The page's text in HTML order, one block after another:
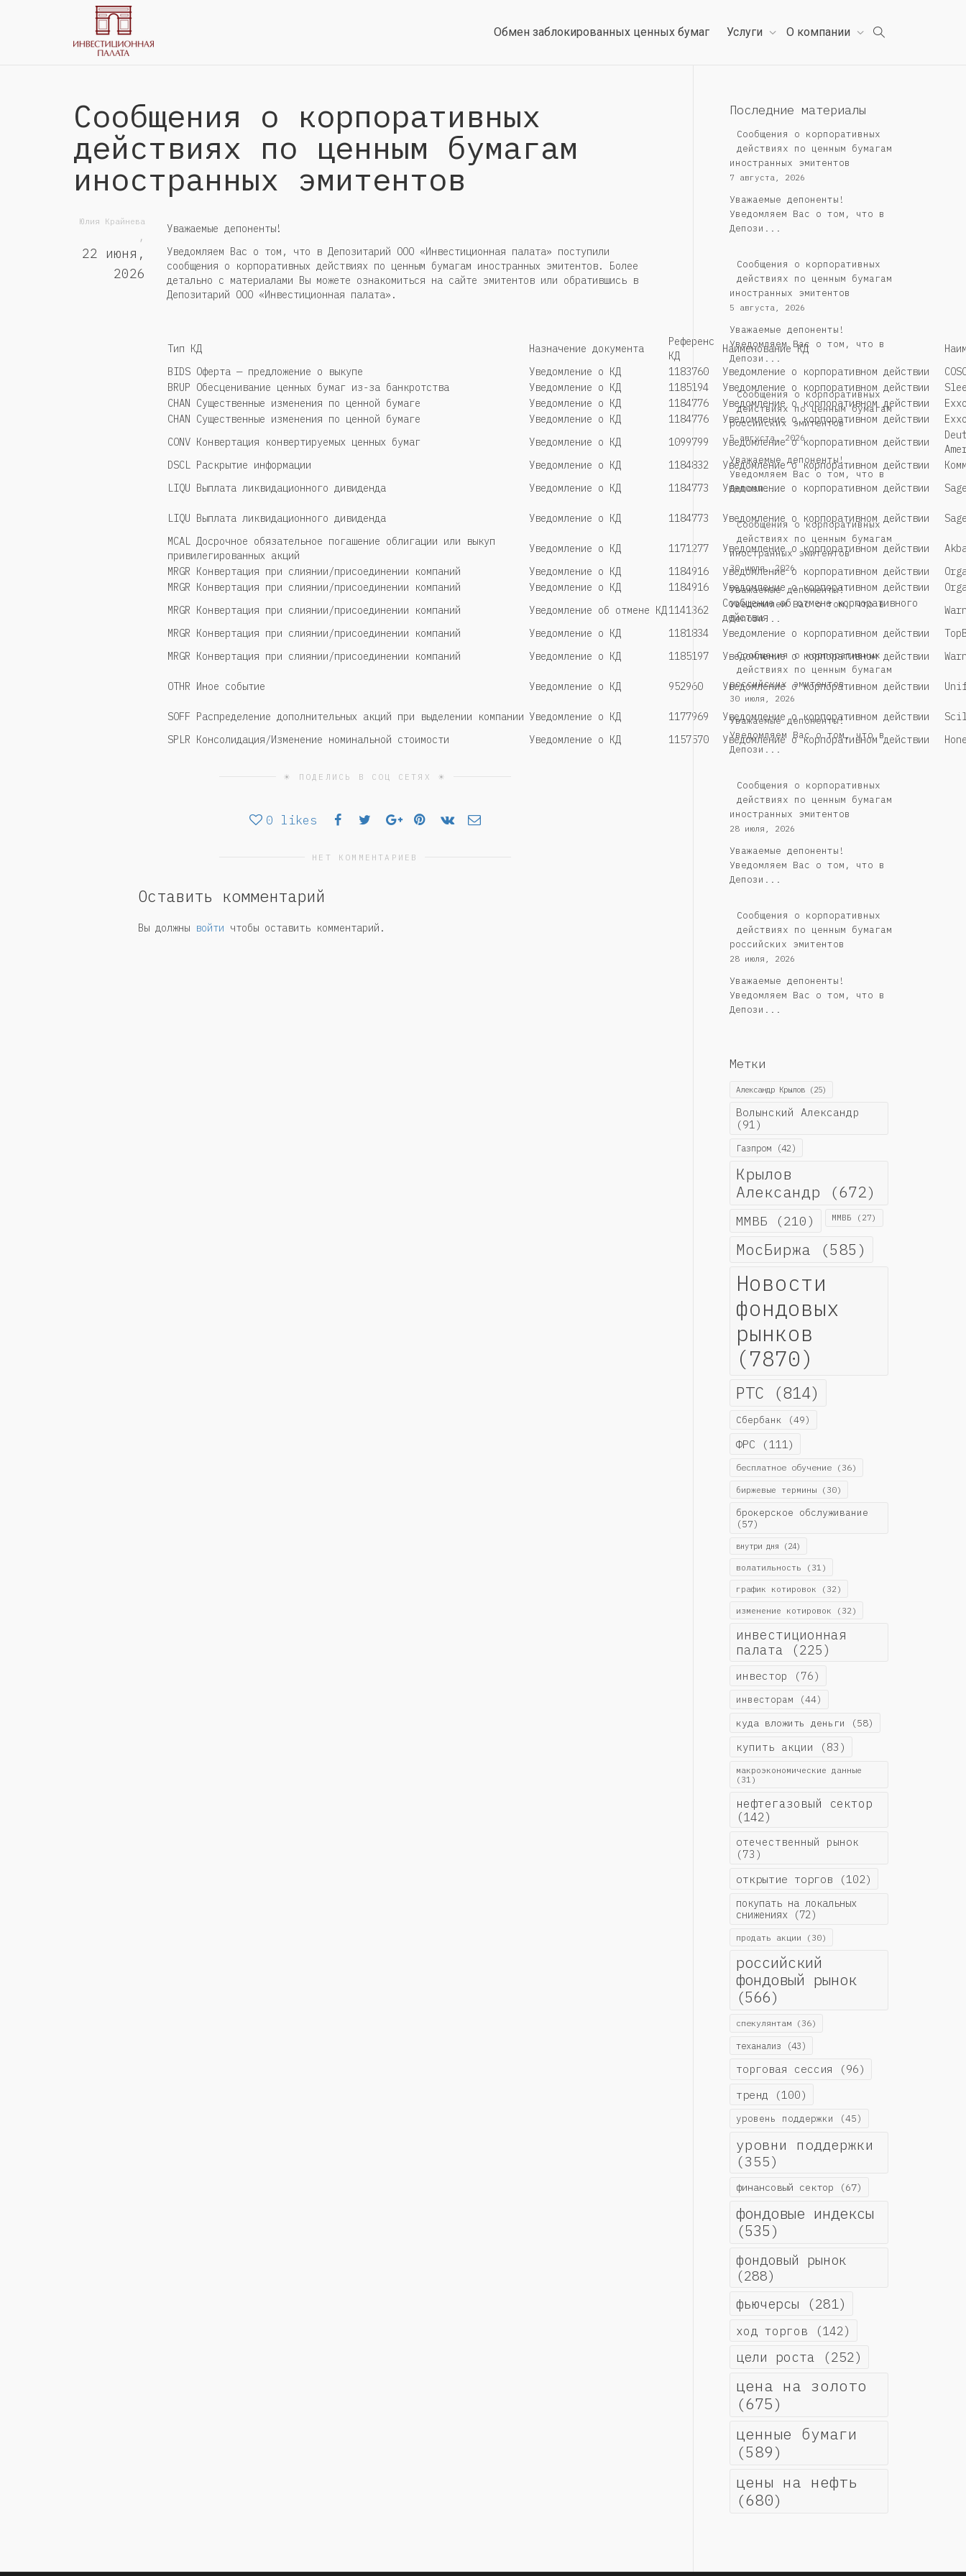
Обмен заблокированных ценных бумаг Услуги О компании
Сообщения о корпоративных
действиях по ценным бумагам
иностранных эмитентов
Юлия Крайнева
,
22 июня,
2026
Уважаемые депоненты!
Уведомляем Вас о том, что в Депозитарий ООО «Инвестиционная палата» поступили
сообщения о корпоративных действиях по ценным бумагам иностранных эмитентов. Более
детально с материалами Вы можете ознакомиться на сайте эмитентов или обратившись в
Депозитарий ООО «Инвестиционная палата».
Тип КД Назначение документа
Референс
КД
Наименование КД
BIDS Оферта — предложение о выкупе
Уведомление о КД 1183760 Уведомление о корпоративном действии
BRUP Обесценивание ценных бумаг из-за банкротства
Уведомление о КД 1185194 Уведомление о корпоративном действии
CHAN Существенные изменения по ценной бумаге
Уведомление о КД 1184776 Уведомление о корпоративном действии
CHAN Существенные изменения по ценной бумаге
Уведомление о КД 1184776 Уведомление о корпоративном действии
CONV Конвертация конвертируемых ценных бумаг
Уведомление о КД 1099799 Уведомление о корпоративном действии
DSCL Раскрытие информации
Уведомление о КД 1184832 Уведомление о корпоративном действии
LIQU Выплата ликвидационного дивиденда
Уведомление о КД 1184773 Уведомление о корпоративном действии
LIQU Выплата ликвидационного дивиденда Уведомление о КД 1184773 Уведомление о корпоративном действии
MCAL Досрочное обязательное погашение облигации или выкуп
привилегированных акций
Уведомление о КД 1171277 Уведомление о корпоративном действии
MRGR Конвертация при слиянии/присоединении компаний
Уведомление о КД 1184916 Уведомление о корпоративном действии
MRGR Конвертация при слиянии/присоединении компаний
Уведомление о КД 1184916 Уведомление о корпоративном действии
MRGR Конвертация при слиянии/присоединении компаний
Уведомление об отмене КД 1141362
Сообщение об отмене корпоративного
действия
MRGR Конвертация при слиянии/присоединении компаний
Уведомление о КД 1181834 Уведомление о корпоративном действии
MRGR Конвертация при слиянии/присоединении компаний
Уведомление о КД 1185197 Уведомление о корпоративном действии
OTHR Иное событие Уведомление о КД 952960 Уведомление о корпоративном действии
SOFF Распределение дополнительных акций при выделении компании Уведомление о КД 1177969 Уведомление о корпоративном действии
SPLR Консолидация/Изменение номинальной стоимости
Уведомление о КД 1157570 Уведомление о корпоративном действии
☀ ПОДЕЛИСЬ В СОЦ СЕТЯХ ☀
0 likes
НЕТ КОММЕНТАРИЕВ
Оставить комментарий
Вы должны войти чтобы оставить комментарий.
Последние материалы
Сообщения о корпоративных
действиях по ценным бумагам
иностранных эмитентов
7 августа, 2026
Уважаемые депоненты!
Уведомляем Вас о том, что в
Депози...
Сообщения о корпоративных
действиях по ценным бумагам
иностранных эмитентов
5 августа, 2026
Уважаемые депоненты!
Уведомляем Вас о том, что в
Депози...
Cообщения о корпоративных
действиях по ценным бумагам
российских эмитентов
5 августа, 2026
Уважаемые депоненты!
Уведомляем Вас о том, что в
Депози...
Сообщения о корпоративных
действиях по ценным бумагам
иностранных эмитентов
30 июля, 2026
Уважаемые депоненты!
Уведомляем Вас о том, что в
Депози...
Cообщения о корпоративных
действиях по ценным бумагам
российских эмитентов
30 июля, 2026
Уважаемые депоненты!
Уведомляем Вас о том, что в
Депози...
Сообщения о корпоративных
действиях по ценным бумагам
иностранных эмитентов
28 июля, 2026
Уважаемые депоненты!
Уведомляем Вас о том, что в
Депози...
Cообщения о корпоративных
действиях по ценным бумагам
российских эмитентов
28 июля, 2026
Уважаемые депоненты!
Уведомляем Вас о том, что в
Депози...
Метки
Александр Крылов(25)
Волынский Александр
(91)
Газпром(42)
Крылов
Александр (672)
ММВБ (210) ММВБ (27)
МосБиржа (585)
Новости
фондовых
рынков
(7870)
РТС (814)
Сбербанк (49)
ФРС (111)
бесплатное обучение(36)
биржевые термины(30)
брокерское обслуживание
(57)
внутри дня (24)
волатильность (31)
график котировок (32)
изменение котировок (32)
инвестиционная
палата (225)
инвестор (76)
инвесторам (44)
куда вложить деньги (58)
купить акции (83)
макроэкономические данные
(31)
нефтегазовый сектор
(142)
отечественный рынок
(73)
открытие торгов (102)
покупать на локальных
снижениях(72)
продать акции (30)
российский
фондовый рынок
(566)
спекулянтам(36)
теханализ (43)
торговая сессия (96)
тренд (100)
уровень поддержки (45)
уровни поддержки
(355)
финансовый сектор (67)
фондовые индексы
(535)
фондовый рынок
(288)
фьючерсы (281)
ход торгов (142)
цели роста (252)
цена на золото
(675)
ценные бумаги
(589)
цены на нефть
(680)